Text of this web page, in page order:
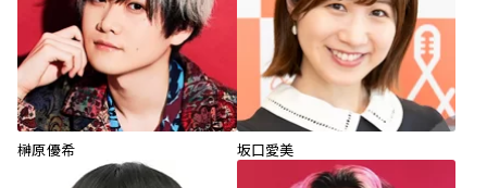
榊原優希 坂口愛美